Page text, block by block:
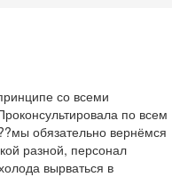
со всеми
по всем
обязательно вернёмся
разной, персонал
вырваться в